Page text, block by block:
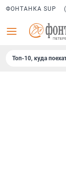
ФОНТАНКА SUP
Топ-10, куда